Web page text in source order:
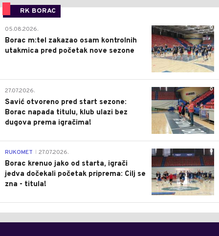
RK BORAC
0
05.08.2026.
Borac m:tel zakazao osam kontrolnih
utakmica pred početak nove sezone
0
27.07.2026.
Savić otvoreno pred start sezone:
Borac napada titulu, klub ulazi bez
dugova prema igračima!
0
RUKOMET 27.07.2026.
Borac krenuo jako od starta, igrači
jedva dočekali početak priprema: Cilj se
zna - titula!